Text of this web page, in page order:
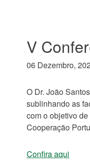
V
06 Dezembro,
O Dr. João
sublinhando as
com o objetivo
Cooperação
Confira aqui